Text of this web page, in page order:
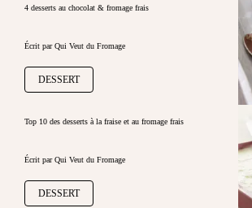
4 desserts au chocolat & fromage frais
Écrit par Qui Veut du Fromage
DESSERT
Top 10 des desserts à la fraise et au fromage frais
Écrit par Qui Veut du Fromage
DESSERT